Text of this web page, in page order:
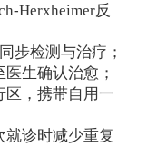
Herxheimer反
步检测与治疗；
生确认治愈；
区，携带自用一
诊时减少重复